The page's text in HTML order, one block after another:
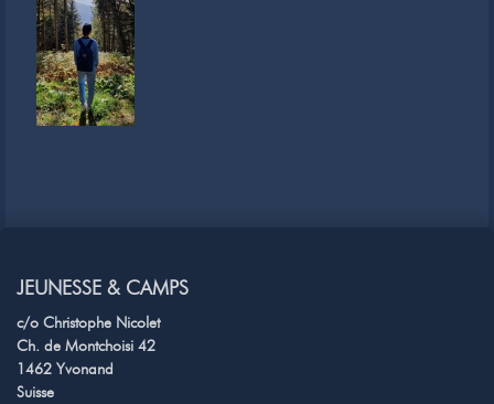
JEUNESSE & CAMPS
c/o Christophe Nicolet
Ch. de Montchoisi 42
1462 Yvonand
Suisse